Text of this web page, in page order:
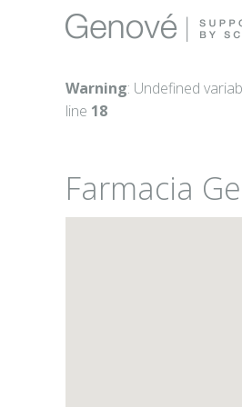
Warning: Undefined
line 18
Farmacia